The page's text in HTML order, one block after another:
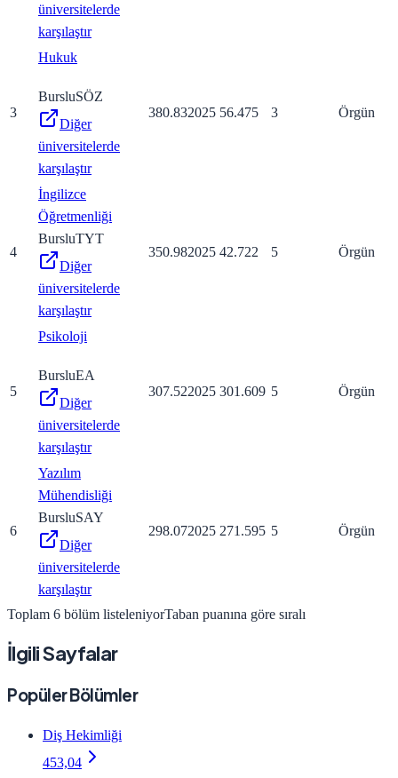
üniversitelerde
karşılaştır
3
Hukuk
BursluSÖZ
Diğer
üniversitelerde
karşılaştır
380.832025 56.475 3 Örgün
4
İngilizce
Öğretmenliği
BursluTYT
Diğer
üniversitelerde
karşılaştır
350.982025 42.722 5 Örgün
5
Psikoloji
BursluEA
Diğer
üniversitelerde
karşılaştır
307.522025 301.609 5 Örgün
6
Yazılım
Mühendisliği
BursluSAY
Diğer
üniversitelerde
karşılaştır
298.072025 271.595 5 Örgün
Toplam 6 bölüm listeleniyorTaban puanına göre sıralı
İlgili Sayfalar
Popüler Bölümler
Diş Hekimliği
453,04